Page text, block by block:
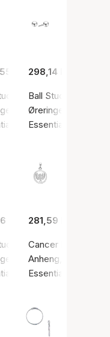
925
mm, 14kt
Gull
kr
Earrings, 5 mm, 8kt
Gullfarge / Gull
by Aagaard
298,14 kr
Ball Stud Earrings,
Øreringer, Sølv
Essentials by
mm, 8kt
Gull
kr
Earrings, 9 mm
Sølv farge / Sølv
by Aagaard
281,59 kr
Cancer Pendant
Anheng, Sølv
Essentials by